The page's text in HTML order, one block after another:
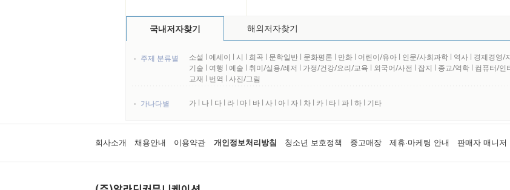
국내저자찾기 해외저자찾기
주제 분류별 소설 l 에세이 l 시 l 희곡 l 문학일반 l 문화평론 l 만화 l 어린이/유아 l 인문/사회과학 l 역사 l 경제경영/
기술 l 여행 l 예술 l 취미/실용/레저 l 가정/건강/요리/교육 l 외국어/사전 l 잡지 l 종교/역학 l 컴퓨터/인
교재 l 번역 l 사진/그림
가나다별 가 l 나 l 다 l 라 l 마 l 바 l 사 l 아 l 자 l 차 l 카 l 타 l 파 l 하 l 기타
회사소개 채용안내 이용약관 개인정보처리방침 청소년 보호정책 중고매장 제휴·마케팅 안내 판매자 매니저